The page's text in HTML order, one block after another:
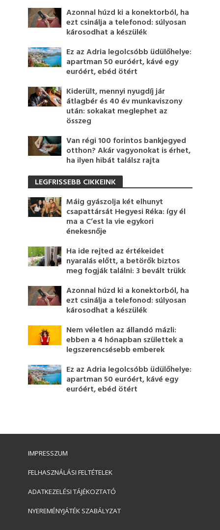
Azonnal húzd ki a konektorból, ha
ezt csinálja a telefonod: súlyosan
károsodhat a készülék
Ez az Adria legolcsóbb üdülőhelye:
apartman 50 euróért, kávé egy
euróért, ebéd ötért
Kiderült, mennyi nyugdíj jár
átlagbér és 40 év munkaviszony
után: sokakat meglephet az
összeg
Van régi 100 forintos bankjegyed
otthon? Akár vagyonokat is érhet,
ha ilyen hibát találsz rajta
LEGFRISSEBB CIKKEINK
Máig gyászolja két elhunyt
csapattársát Hegyesi Réka: így él
ma a C’est la vie egykori
énekesnője
Ha ide rejted az értékeidet
nyaralás előtt, a betörők biztos
meg fogják találni: 3 bevált trükk
Azonnal húzd ki a konektorból, ha
ezt csinálja a telefonod: súlyosan
károsodhat a készülék
Nem véletlen az állandó mázli:
ebben a 4 hónapban születtek a
legszerencsésebb emberek
Ez az Adria legolcsóbb üdülőhelye:
apartman 50 euróért, kávé egy
euróért, ebéd ötért
IMPRESSZUM
FELHASZNÁLÁSI FELTÉTELEK
ADATKEZELÉSI TÁJÉKOZTATÓ
NYEREMÉNYJÁTÉK SZABÁLYZAT